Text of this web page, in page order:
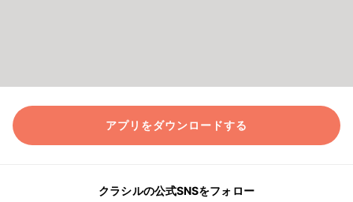
アプリをダウンロードする
クラシルの公式SNSをフォロー